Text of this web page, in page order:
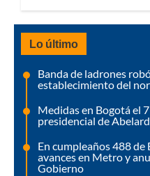
Lo último
Banda de ladrones
establecimiento del
Medidas en Bogotá el
presidencial de
En cumpleaños 488 de
avances en Metro y
Gobierno